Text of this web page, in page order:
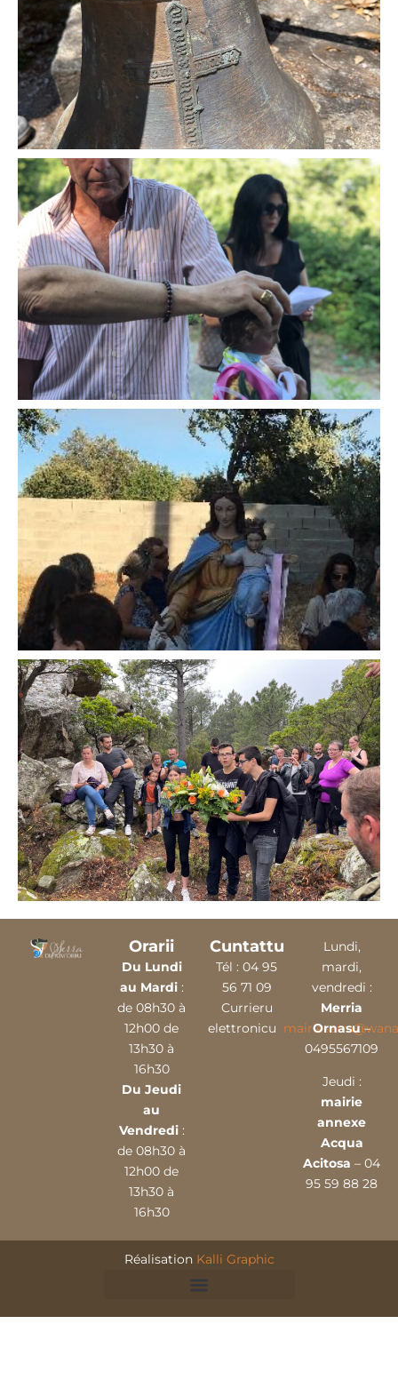
Orarii
Du Lundi
au Mardi:
de 08h30 à
12h00 de
13h30 à
16h30
Du Jeudi
au
Vendredi:
de 08h30 à
12h00 de
13h30 à
16h30
Cuntattu
Tél : 04 95
56 71 09
Currieru
elettronicu
Lundi,
mardi,
vendredi :
Merria
Ornasu–
0495567109
Jeudi :
mairie
annexe
Acqua
Acitosa – 04
95 59 88 28
Réalisation Kalli Graphic